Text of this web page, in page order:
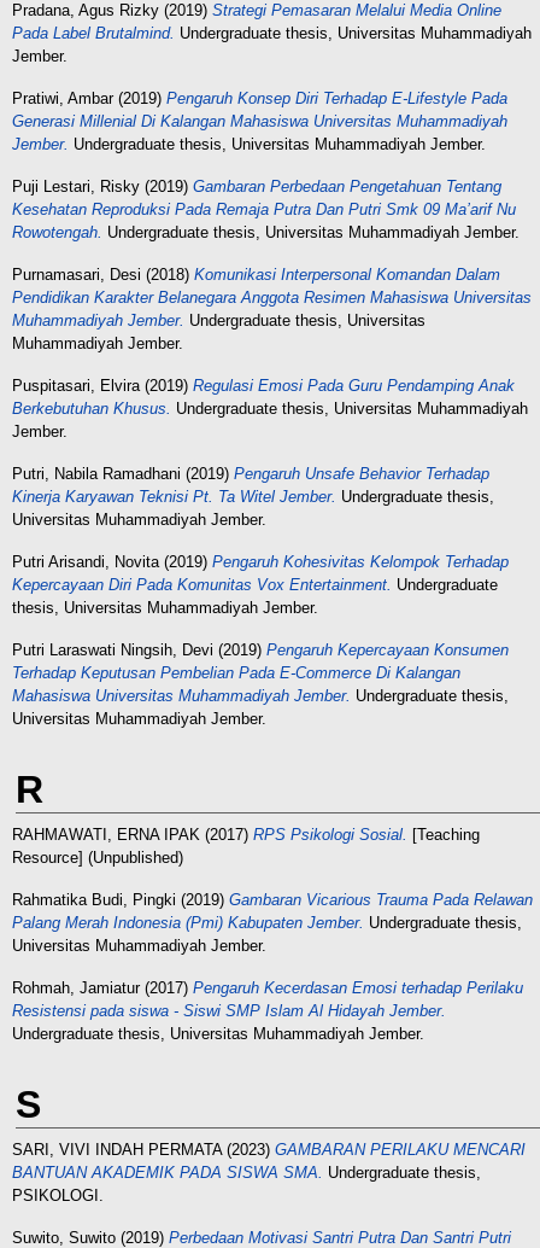
Pradana, Agus Rizky (2019) Strategi Pemasaran Melalui Media Online
Pada Label Brutalmind. Undergraduate thesis, Universitas Muhammadiyah
Jember.
Pratiwi, Ambar(2019) Pengaruh Konsep Diri Terhadap E-Lifestyle Pada
Generasi Millenial Di Kalangan Mahasiswa Universitas Muhammadiyah
Jember. Undergraduate thesis, Universitas Muhammadiyah Jember.
Puji Lestari, Risky (2019) Gambaran Perbedaan Pengetahuan Tentang
Kesehatan Reproduksi Pada Remaja Putra Dan Putri Smk 09 Ma’arif Nu
Rowotengah. Undergraduate thesis, Universitas Muhammadiyah Jember.
Purnamasari, Desi (2018) Komunikasi Interpersonal Komandan Dalam
Pendidikan Karakter Belanegara Anggota Resimen Mahasiswa Universitas
Muhammadiyah Jember. Undergraduate thesis, Universitas
Muhammadiyah Jember.
Puspitasari, Elvira(2019) Regulasi Emosi Pada Guru Pendamping Anak
Berkebutuhan Khusus. Undergraduate thesis, Universitas Muhammadiyah
Jember.
Putri, Nabila Ramadhani (2019) Pengaruh Unsafe Behavior Terhadap
Kinerja Karyawan Teknisi Pt. Ta Witel Jember. Undergraduate thesis,
Universitas Muhammadiyah Jember.
Putri Arisandi, Novita(2019) Pengaruh Kohesivitas Kelompok Terhadap
Kepercayaan Diri Pada Komunitas Vox Entertainment. Undergraduate
thesis, Universitas Muhammadiyah Jember.
Putri Laraswati Ningsih, Devi (2019) Pengaruh Kepercayaan Konsumen
Terhadap Keputusan Pembelian Pada E-Commerce Di Kalangan
Mahasiswa Universitas Muhammadiyah Jember. Undergraduate thesis,
Universitas Muhammadiyah Jember.
R
RAHMAWATI, ERNA IPAK (2017) RPS Psikologi Sosial. [Teaching
Resource] (Unpublished)
Rahmatika Budi, Pingki (2019) Gambaran Vicarious Trauma Pada Relawan
Palang Merah Indonesia (Pmi) Kabupaten Jember. Undergraduate thesis,
Universitas Muhammadiyah Jember.
Rohmah, Jamiatur(2017) Pengaruh Kecerdasan Emosi terhadap Perilaku
Resistensi pada siswa - Siswi SMP Islam Al Hidayah Jember.
Undergraduate thesis, Universitas Muhammadiyah Jember.
S
SARI, VIVI INDAH PERMATA(2023) GAMBARAN PERILAKU MENCARI
BANTUAN AKADEMIK PADA SISWA SMA. Undergraduate thesis,
PSIKOLOGI.
Suwito, Suwito (2019) Perbedaan Motivasi Santri Putra Dan Santri Putri